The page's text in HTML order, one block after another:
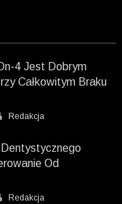
4 Jest Dobrym
Całkowitym Braku
Redakcja
Od
Redakcja